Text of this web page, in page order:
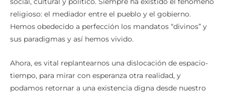
religioso: el mediador entre el pueblo y el gobierno.
Hemos obedecido a perfección los mandatos “divinos” y
sus paradigmas y así hemos vivido.
Ahora, es vital replantearnos una dislocación de espacio-
tiempo, para mirar con esperanza otra realidad, y
podamos retornar a una existencia digna desde nuestro